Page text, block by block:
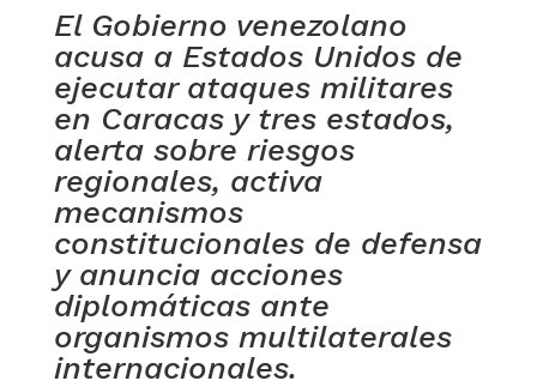
El Gobierno venezolano
acusa a Estados Unidos de
ejecutar ataques militares
en Caracas y tres estados,
alerta sobre riesgos
regionales, activa
mecanismos
constitucionales de defensa
y anuncia acciones
diplomáticas ante
organismos multilaterales
internacionales.